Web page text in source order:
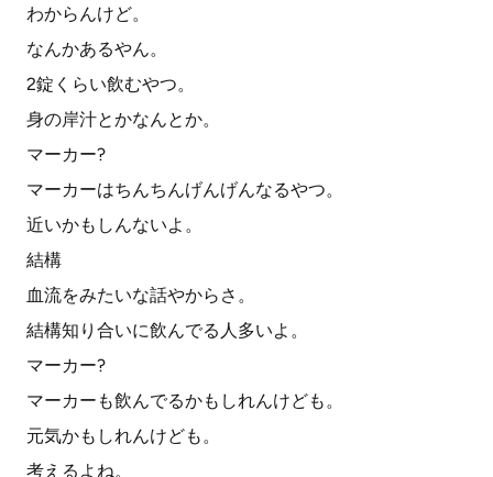
わからんけど。
なんかあるやん。
2錠くらい飲むやつ。
身の岸汁とかなんとか。
マーカー?
マーカーはちんちんげんげんなるやつ。
近いかもしんないよ。
結構
血流をみたいな話やからさ。
結構知り合いに飲んでる人多いよ。
マーカー?
マーカーも飲んでるかもしれんけども。
元気かもしれんけども。
考えるよね。